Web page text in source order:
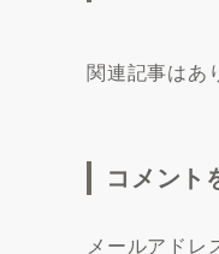
関連記事はあ
コメント
メールアドレ